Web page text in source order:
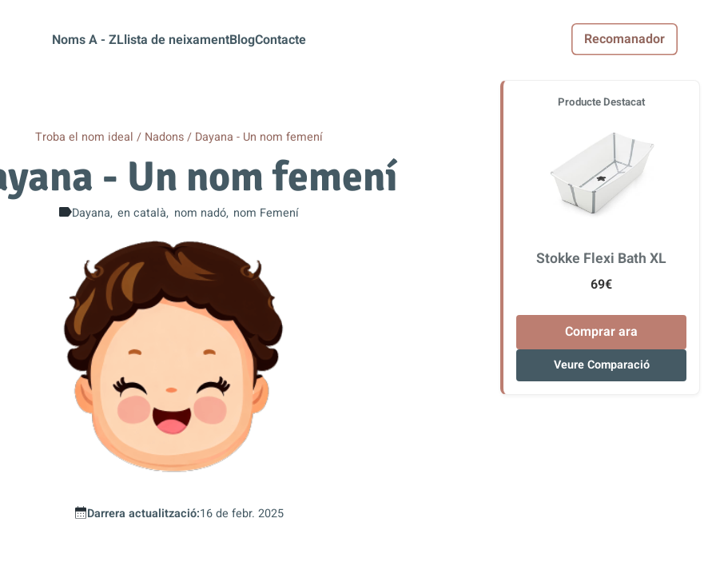
Noms A - ZLlista de neixamentBlogContacte Recomanador
Troba el nom ideal Nadons Dayana - Un nom femení
- Un nom femení
Dayana en català nom nadó nom Femení
Darrera actualització:16 de febr. 2025
Producte Destacat
Stokke Flexi Bath XL
69€
Comprar ara
Veure Comparació